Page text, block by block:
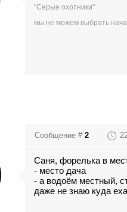
"Серые охотники"
мы не можем выбрать
Сообщение # 2
Саня, форелька в
- место дача
- а водоём местный,
даже не знаю куда